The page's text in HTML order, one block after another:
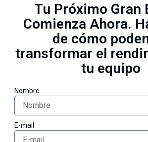
Tu Próximo Gran
Comienza Ahora.
de cómo
transformar el
tu equipo
Nombre
E-mail